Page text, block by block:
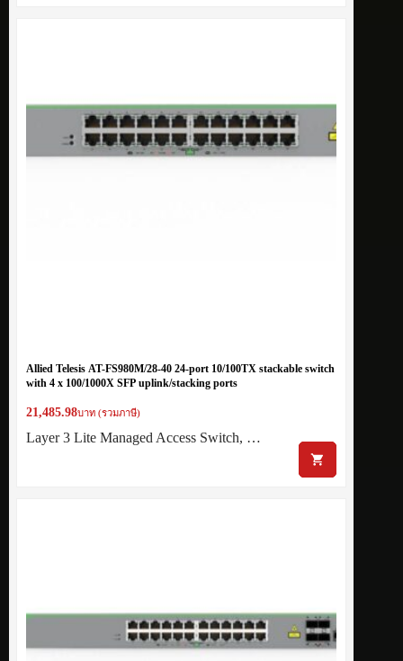
Allied Telesis AT-FS980M/28-40 24-port 10/100TX stackable switch
with 4 x 100/1000X SFP uplink/stacking ports
21,485.98บาท (รวมภาษี)
Layer 3 Lite Managed Access Switch, …